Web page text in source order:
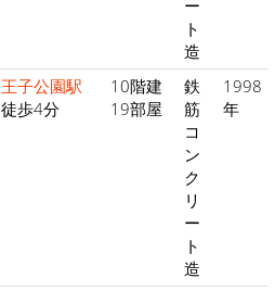
ー
ト
造
王子公園駅
徒歩4分
10階建
19部屋
鉄
筋
コ
ン
ク
リ
ー
ト
造
1998
年